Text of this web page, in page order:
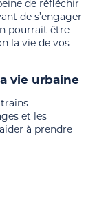
de réfléchir
de s’engager
pourrait être
la vie de vos
vie urbaine
et les
à prendre